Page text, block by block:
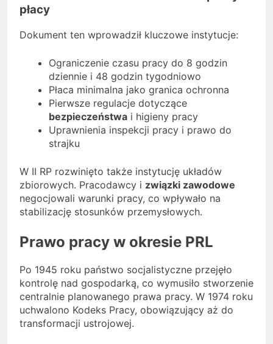
płacy
Dokument ten wprowadził kluczowe instytucje:
Ograniczenie czasu pracy do 8 godzin
dziennie i 48 godzin tygodniowo
Płaca minimalna jako granica ochronna
Pierwsze regulacje dotyczące
bezpieczeństwa i higieny pracy
Uprawnienia inspekcji pracy i prawo do
strajku
W II RP rozwinięto także instytucję układów
zbiorowych. Pracodawcy i związki zawodowe
negocjowali warunki pracy, co wpływało na
stabilizację stosunków przemysłowych.
Prawo pracy w okresie PRL
Po 1945 roku państwo socjalistyczne przejęło
kontrolę nad gospodarką, co wymusiło stworzenie
centralnie planowanego prawa pracy. W 1974 roku
uchwalono Kodeks Pracy, obowiązujący aż do
transformacji ustrojowej.